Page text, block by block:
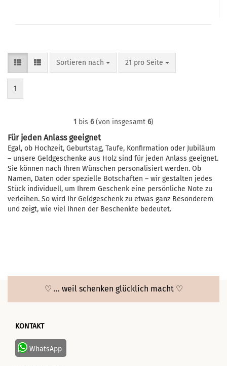
Sortieren nach
Sortieren nach 21 pro Seite
pro Seite
1
1 bis 6(von insgesamt 6)
Für jeden Anlass geeignet
Egal, ob Hochzeit, Geburtstag, Taufe, Konfirmation oder Jubiläum
– unsere Geldgeschenke aus Holz sind für jeden Anlass geeignet.
Sie können nach Ihren Wünschen personalisiert werden. Ob
Namen, Daten oder spezielle Botschaften – wir gestalten jedes
Stück individuell, um Ihrem Geschenk eine persönliche Note zu
verleihen. So wird Ihr Geldgeschenk zu etwas ganz Besonderem
und zeigt, wie viel Ihnen der Beschenkte bedeutet.
♡ ... weil schenken glücklich macht ♡
KONTAKT
WhatsApp